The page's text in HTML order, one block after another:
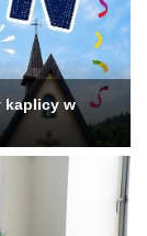
kaplicy w